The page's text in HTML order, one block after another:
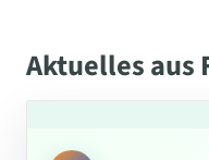
Aktuelles aus